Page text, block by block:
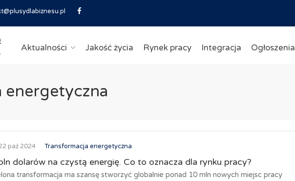
Aktualności Jakość życia Rynek pracy Integracja Ogłoszenia
energetyczna
paź 2024 Transformacja energetyczna
dolarów na czystą energię. Co to oznacza dla rynku pracy?
transformacja ma szansę stworzyć globalnie ponad 10 mln nowych miejsc pracy